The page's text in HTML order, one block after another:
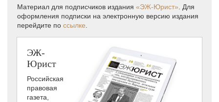
Материал для подписчиков издания «ЭЖ-Юрист» . Для
оформления подписки на электронную версию издания
перейдите по ссылке
ЭЖ-
Юрист
Российская
правовая
газета,